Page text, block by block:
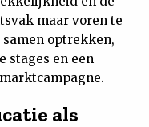
maar voren te
optrekken,
stages en een
als